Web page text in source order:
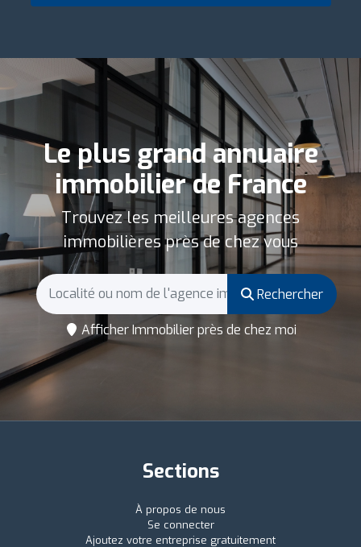
Le plus grand annuaire
immobilier de France
Trouvez les meilleures agences
immobilières près de chez vous
Rechercher
Afficher Immobilier près de chez moi
Sections
À propos de nous
Se connecter
Ajoutez votre entreprise gratuitement